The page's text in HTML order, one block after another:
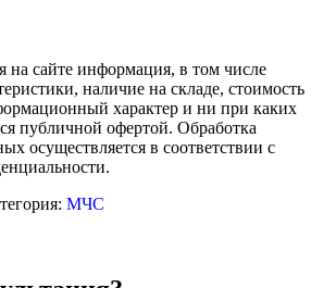
на сайте информация, в том числе
наличие на складе, стоимость
характер и ни при каких
публичной офертой. Обработка
осуществляется в соответствии с
МЧС